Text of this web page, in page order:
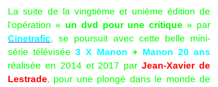
La suite de la vingtième et unième édition de
l’opération « un dvd pour une critique » par
Cinetrafic, se poursuit avec cette belle mini-
série télévisée 3 X Manon + Manon 20 ans
réalisée en 2014 et 2017 parJean-Xavier de
Lestrade, pour une plongé dans le monde de